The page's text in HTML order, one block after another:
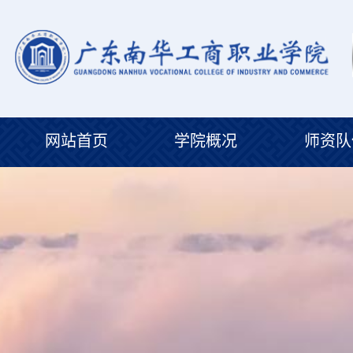
网站首页 学院概况 师资